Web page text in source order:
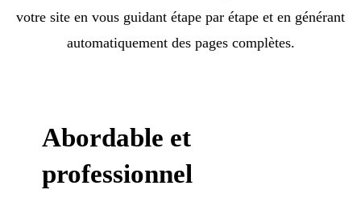
votre site en vous guidant étape par étape et en générant
automatiquement des pages complètes.
Abordable et
professionnel